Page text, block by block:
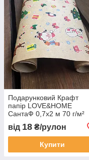
Подарунковий Крафт
папір LOVE&HOME
СантаФ 0,7х2 м 70 г/м²
(1PAPPR60)
від 18 ₴/рулон
Купити